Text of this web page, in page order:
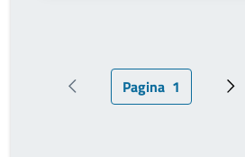
Pagina precedentePagina attuale
Pagina 1